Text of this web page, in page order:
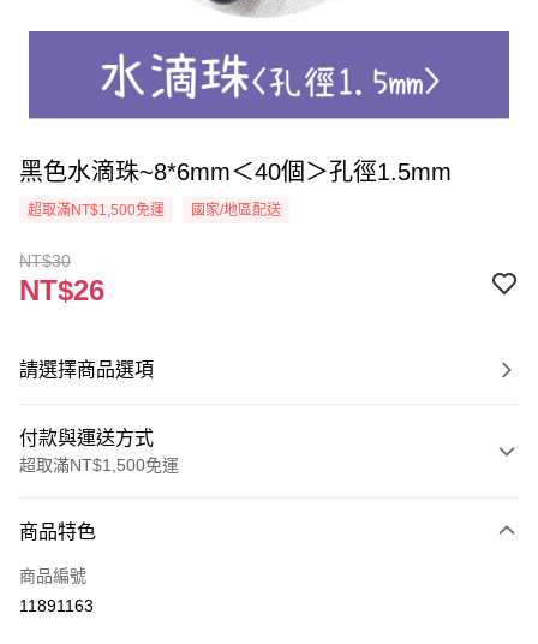
黑色水滴珠~8*6mm＜40個＞孔徑1.5mm
超取滿NT$1,500免運 國家/地區配送
NT$30
NT$26
請選擇商品選項
付款與運送方式
超取滿NT$1,500免運
信用卡一次付款
超商取貨付款
商品特色
商品編號
11891163